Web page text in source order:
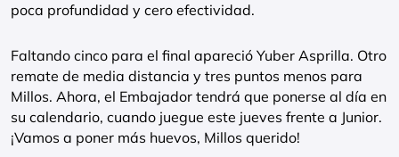
poca profundidad y cero efectividad.
Faltando cinco para el final apareció Yuber Asprilla. Otro
remate de media distancia y tres puntos menos para
Millos. Ahora, el Embajador tendrá que ponerse al día en
su calendario, cuando juegue este jueves frente a Junior.
¡Vamos a poner más huevos, Millos querido!